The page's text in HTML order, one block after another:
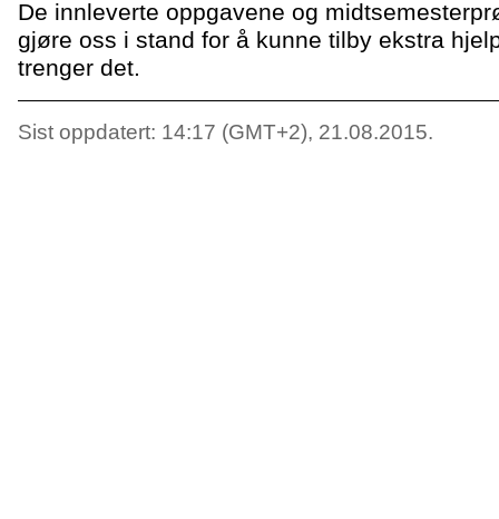
De innleverte oppgavene og
gjøre oss i stand for å kunne tilby ekstra
trenger det.
Sist oppdatert: 14:17 (GMT+2), 21.08.2015.